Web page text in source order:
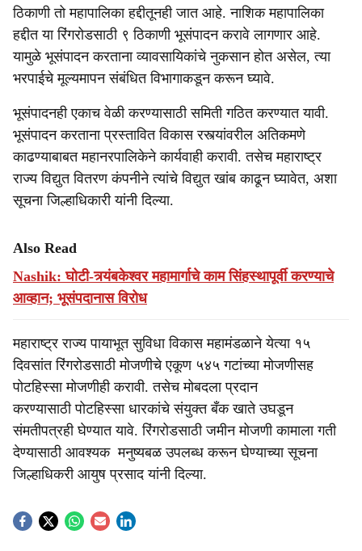
ठिकाणी तो महापालिका हद्दीतूनही जात आहे. नाशिक महापालिका
हद्दीत या रिंगरोडसाठी ९ ठिकाणी भूसंपादन करावे लागणार आहे.
यामुळे भूसंपादन करताना व्यावसायिकांचे नुकसान होत असेल, त्या
भरपाईचे मूल्यमापन संबंधित विभागाकडून करून घ्यावे.
भूसंपादनही एकाच वेळी करण्यासाठी समिती गठित करण्यात यावी.
भूसंपादन करताना प्रस्तावित विकास रस्त्यांवरील अतिकमणे
काढण्याबाबत महानरपालिकेने कार्यवाही करावी. तसेच महाराष्ट्र
राज्य विद्युत वितरण कंपनीने त्यांचे विद्युत खांब काढून घ्यावेत, अशा
सूचना जिल्हाधिकारी यांनी दिल्या.
Also Read
Nashik: घोटी-त्र्यंबकेश्वर महामार्गाचे काम सिंहस्थापूर्वी करण्याचे
आव्हान; भूसंपदानास विरोध
महाराष्ट्र राज्य पायाभूत सुविधा विकास महामंडळाने येत्या १५
दिवसांत रिंगरोडसाठी मोजणीचे एकूण ५४५ गटांच्या मोजणीसह
पोटहिस्सा मोजणीही करावी. तसेच मोबदला प्रदान
करण्यासाठी पोटहिस्सा धारकांचे संयुक्त बँक खाते उघडून
संमतीपत्रही घेण्यात यावे. रिंगरोडसाठी जमीन मोजणी कामाला गती
देण्यासाठी आवश्यक मनुष्यबळ उपलब्ध करून घेण्याच्या सूचना
जिल्हाधिकरी आयुष प्रसाद यांनी दिल्या.